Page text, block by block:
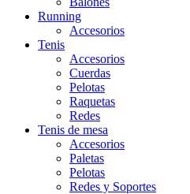
Running
Accesorios
Tenis
Accesorios
Cuerdas
Pelotas
Raquetas
Redes
Tenis de mesa
Accesorios
Paletas
Pelotas
Redes y Soportes